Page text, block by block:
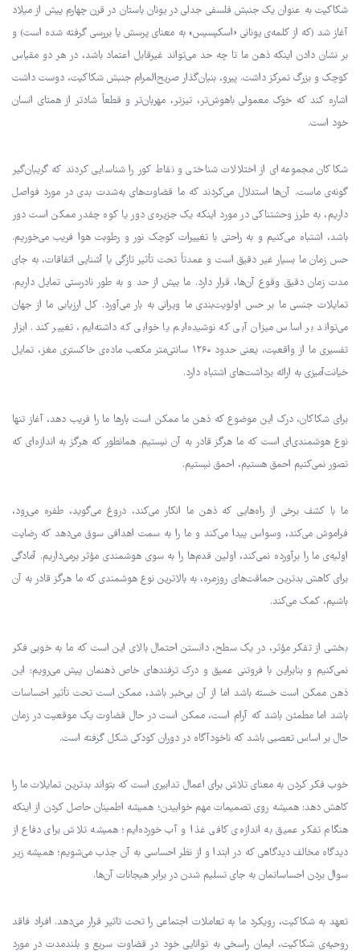
شکاکیت به عنوان یک جنبش فلسفی جدلی در یونان باستان در قرن چهارم پیش از میلاد
آغاز شد (که از کلمه‌ی یونانی «اسکپسیس» به معنای پرسش یا بررسی گرفته شده است) و
بر نشان دادن اینکه ذهن ما تا چه حد می‌تواند غیرقابل اعتماد باشد، در هر دو مقیاس
کوچک و بزرگ تمرکز داشت. پیرو، بنیان‌گذار صریح‌المرام جنبش شکاکیت، دوست داشت
اشاره کند که خوک معمولی باهوش‌تر، تیزتر، مهربان‌تر و قطعاً شادتر از همتای انسان
خود است.
شکاکان مجموعه‌ای از اختلالات شناختی و نقاط کور را شناسایی کردند که گریبان‌گیر
گونه‌ی ماست. آن‌ها استدلال می‌کردند که ما قضاوت‌های به‌شدت بدی در مورد فواصل
داریم، به طرز وحشتناکی در مورد اینکه یک جزیره‌ی دور یا کوه چقدر ممکن است دور
باشد، اشتباه می‌کنیم و به راحتی با تغییرات کوچک نور و رطوبت هوا فریب می‌خوریم.
حس زمان ما بسیار غیر دقیق است و عمدتاً تحت تأثیر تازگی یا آشنایی اتفاقات، به جای
مدت زمان دقیق وقوع آن‌ها، قرار دارد. ما بیش از حد و به طور نادرستی تمایل داریم.
تمایلات جنسی ما بر حس اولویت‌بندی ما ویرانی به بار می‌آورد. کل ارزیابی ما از جهان
می‌تواند بر اساس میزان آبی که نوشیده‌ایم یا خوابی که داشته‌ایم، تغییر کند. ابزار
تفسیری ما از واقعیت، یعنی حدود ۱۲۶۰ سانتی‌متر مکعب ماده‌ی خاکستری مغز، تمایل
خیانت‌آمیزی به ارائه برداشت‌های اشتباه دارد.
برای شکاکان، درک این موضوع که ذهن ما ممکن است بارها ما را فریب دهد، آغاز تنها
نوع هوشمندی‌ای است که ما هرگز قادر به آن نیستیم. همانطور که هرگز به اندازه‌ای که
تصور نمی‌کنیم احمق هستیم، احمق نیستیم.
ما با کشف برخی از راه‌هایی که ذهن ما انکار می‌کند، دروغ می‌گوید، طفره می‌رود،
فراموش می‌کند، وسواس پیدا می‌کند و ما را به سمت اهدافی سوق می‌دهد که رضایت
اولیه‌ی ما را برآورده نمی‌کند، اولین قدم‌ها را به سوی هوشمندی مؤثر برمی‌داریم. آمادگی
برای کاهش بدترین حماقت‌های روزمره، به بالاترین نوع هوشمندی که ما هرگز قادر به آن
باشیم، کمک می‌کند.
بخشی از تفکر مؤثر، در یک سطح، دانستن احتمال بالای این است که ما به خوبی فکر
نمی‌کنیم و بنابراین با فروتنی عمیق و درک ترفندهای خاص ذهنمان پیش می‌رویم: این
ذهن ممکن است خسته باشد اما از آن بی‌خبر باشد، ممکن است تحت تأثیر احساسات
باشد اما مطمئن باشد که آرام است، ممکن است در حال قضاوت یک موقعیت در زمان
حال بر اساس تعصبی باشد که ناخودآگاه در دوران کودکی شکل گرفته است.
خوب فکر کردن به معنای تلاش برای اعمال تدابیری است که بتواند بدترین تمایلات ما را
کاهش دهد: همیشه روی تصمیمات مهم خوابیدن؛ همیشه اطمینان حاصل کردن از اینکه
هنگام تفکر عمیق به اندازه‌ی کافی غذا و آب خورده‌ایم؛ همیشه تلاش برای دفاع از
دیدگاه مخالف دیدگاهی که در ابتدا و از نظر احساسی به آن جذب می‌شویم؛ همیشه زیر
سوال بردن احساساتمان به جای تسلیم شدن در برابر هیجانات آن‌ها.
تعهد به شکاکیت، رویکرد ما به تعاملات اجتماعی را تحت تاثیر قرار می‌دهد. افراد فاقد
روحیه‌ی شکاکیت، ایمان راسخی به توانایی خود در قضاوت سریع و بلندمدت در مورد